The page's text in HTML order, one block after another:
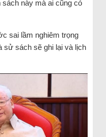
này mà ai cũng có
sai lầm nghiêm trọng
sử sách sẽ ghi lại và lịch